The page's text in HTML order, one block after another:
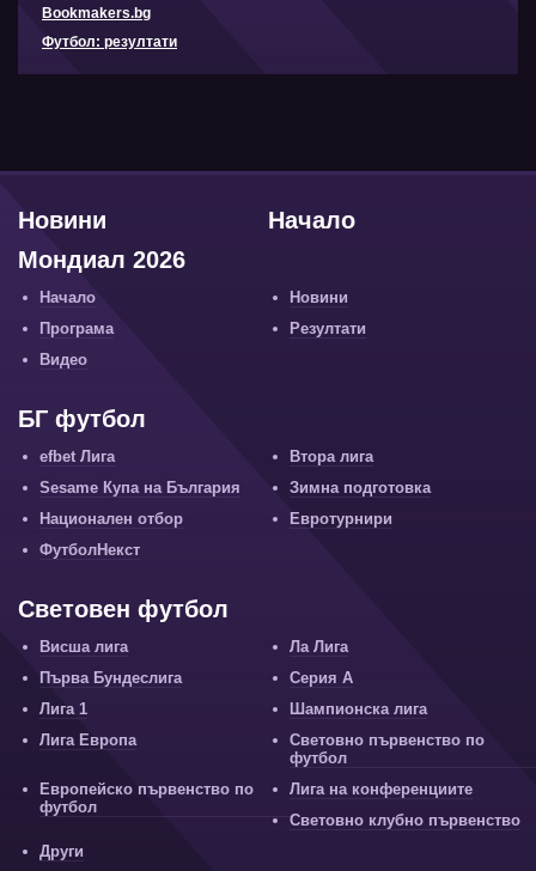
Bookmakers.bg
Футбол: резултати
Начало
Новини
Мондиал 2026
Начало
Новини
Програма
Резултати
Видео
БГ футбол
efbet Лига
Втора лига
Sesame Купа на България
Зимна подготовка
Национален отбор
Евротурнири
ФутболНекст
Световен футбол
Висша лига
Ла Лига
Първа Бундеслига
Серия А
Лига 1
Шампионска лига
Лига Европа
Световно първенство по
футбол
Европейско първенство по
футбол
Лига на конференциите
Световно клубно първенство
Други